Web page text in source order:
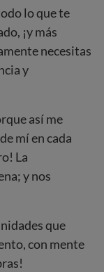
lo que te
¡y más
necesitas
y
así me
mí en cada
La
y nos
que
con mente